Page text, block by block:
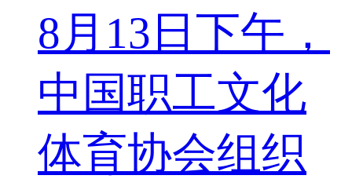
8月13日下午，
中国职工文化
体育协会组织